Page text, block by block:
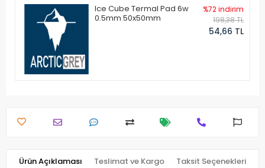
Ice Cube Termal Pad 6w
0.5mm 50x50mm
%72 indirim
198,38 TL
54,66 TL
Ürün Açıklaması Teslimat ve Kargo Taksit Seçenekleri